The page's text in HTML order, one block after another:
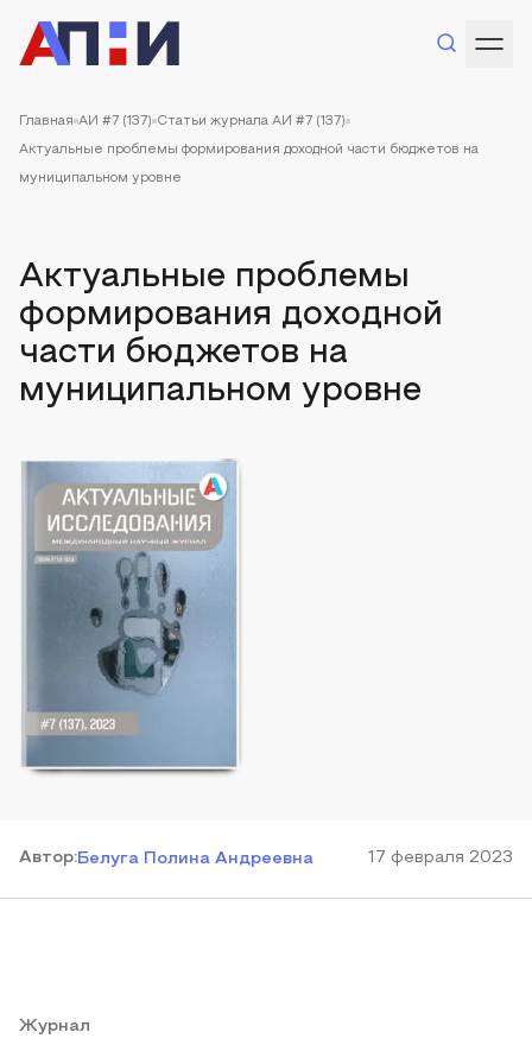
Главная АИ #7 (137) Статьи журнала АИ #7 (137)
Актуальные проблемы формирования доходной части бюджетов на
муниципальном уровне
Актуальные проблемы
формирования доходной
части бюджетов на
муниципальном уровне
Автор:Белуга Полина Андреевна 17 февраля 2023
Журнал